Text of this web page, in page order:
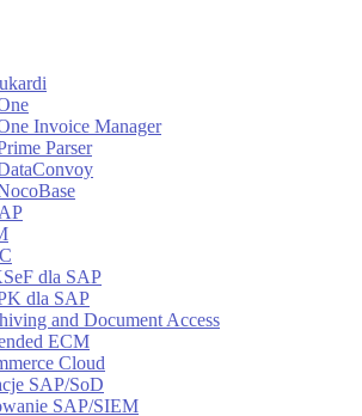
Invoice Manager
Parser
dla SAP
dla SAP
and Document Access
ECM
Cloud
SAP/SoD
SAP/SIEM